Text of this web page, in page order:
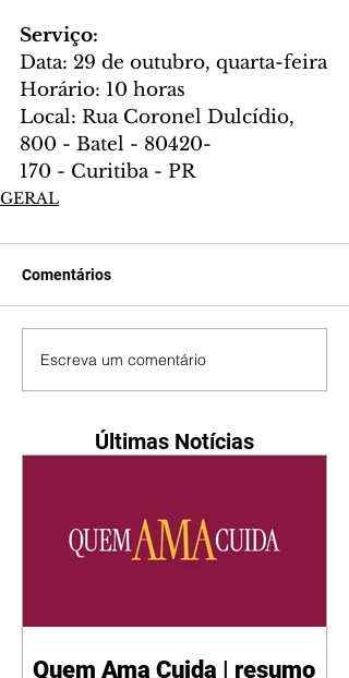
Serviço:
Data: 29 de outubro, quarta-feira
Horário: 10 horas
Local: Rua Coronel Dulcídio,
800 - Batel - 80420-
170 - Curitiba - PR
GERAL
Comentários
Escreva um comentário
Últimas Notícias
Quem Ama Cuida | resumo